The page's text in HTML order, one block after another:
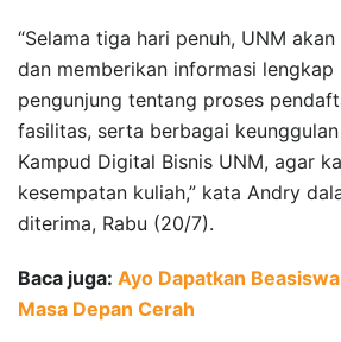
“Selama tiga hari penuh, UNM
dan memberikan informasi lengkap
pengunjung tentang proses
fasilitas, serta berbagai
Kampud Digital Bisnis UNM, agar
kesempatan kuliah,” kata Andry
diterima, Rabu (20/7).
Baca juga: Ayo Dapatkan
Masa Depan Cerah